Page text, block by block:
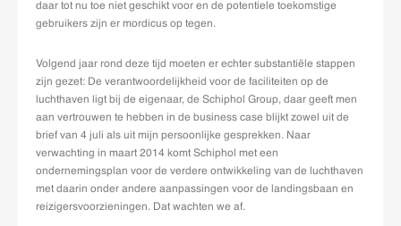
daar tot nu toe niet geschikt voor en de potentiele toekomstige
gebruikers zijn er mordicus op tegen.
Volgend jaar rond deze tijd moeten er echter substantiële stappen
zijn gezet: De verantwoordelijkheid voor de faciliteiten op de
luchthaven ligt bij de eigenaar, de Schiphol Group, daar geeft men
aan vertrouwen te hebben in de business case blijkt zowel uit de
brief van 4 juli als uit mijn persoonlijke gesprekken. Naar
verwachting in maart 2014 komt Schiphol met een
ondernemingsplan voor de verdere ontwikkeling van de luchthaven
met daarin onder andere aanpassingen voor de landingsbaan en
reizigersvoorzieningen. Dat wachten we af.